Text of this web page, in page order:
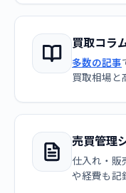
買取コラ
多数の記事
買取相場と
売買管理
仕入れ・販
や経費も記